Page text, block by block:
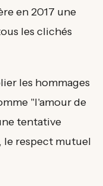
en 2017 une
les clichés
les hommages
"l'amour de
tentative
le respect mutuel